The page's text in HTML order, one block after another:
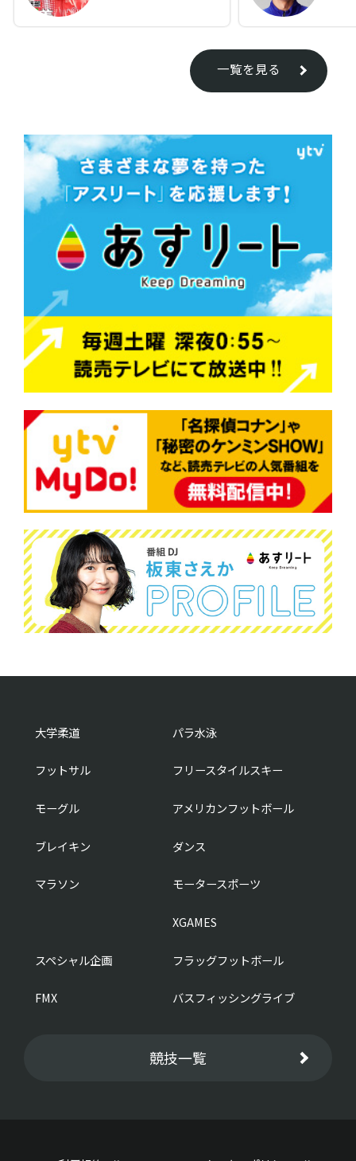
一覧を見る
大学柔道 パラ水泳
フットサル フリースタイルスキー
モーグル アメリカンフットボール
ブレイキン ダンス
マラソン モータースポーツ
XGAMES
スペシャル企画 フラッグフットボール
FMX バスフィッシングライブ
競技一覧